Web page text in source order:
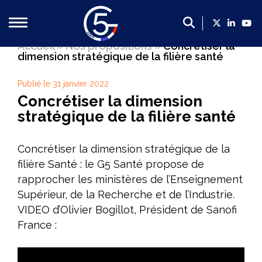
Présentation du G5 Santé
Présentation des dirigeants
Un poids économique majeur
Les membres du G5 santé
Contact
Nos propositions
Propositions du G5 Santé, 2022-2027 : mettre la
Accueil»Nos propositions»Concrétiser la
dimension stratégique de la filière santé
Publié le 31 janvier 2022
Concrétiser la dimension
stratégique de la filière santé
Concrétiser la dimension stratégique de la
filière Santé : le G5 Santé propose de
rapprocher les ministères de l’Enseignement
Supérieur, de la Recherche et de l’Industrie.
VIDEO d’Olivier Bogillot, Président de Sanofi
France :